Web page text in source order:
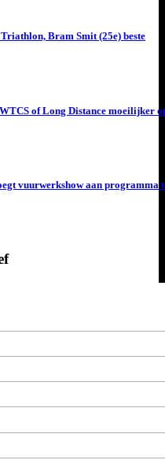
Bram Smit (25e) beste
of Long Distance moeilijker
vuurwerkshow aan programma